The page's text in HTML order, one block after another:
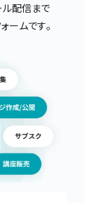
ル配信まで
ームです。